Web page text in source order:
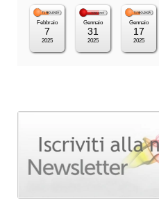
Febbraio
7
2025
Gennaio
31
2025
Gennaio
17
2025